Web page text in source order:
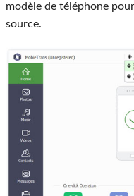
modèle de téléphone
source.